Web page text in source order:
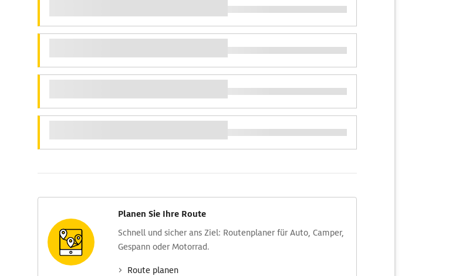
Planen Sie Ihre Route
Schnell und sicher ans Ziel: Routen­planer für Auto, Camper,
Gespann oder Motorrad.
Route planen